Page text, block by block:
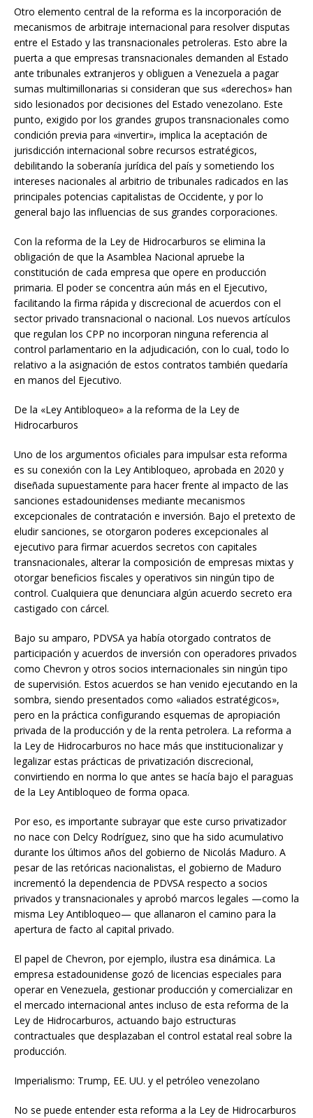
Otro elemento central de la reforma es la incorporación de
mecanismos de arbitraje internacional para resolver disputas
entre el Estado y las transnacionales petroleras. Esto abre la
puerta a que empresas transnacionales demanden al Estado
ante tribunales extranjeros y obliguen a Venezuela a pagar
sumas multimillonarias si consideran que sus «derechos» han
sido lesionados por decisiones del Estado venezolano. Este
punto, exigido por los grandes grupos transnacionales como
condición previa para «invertir», implica la aceptación de
jurisdicción internacional sobre recursos estratégicos,
debilitando la soberanía jurídica del país y sometiendo los
intereses nacionales al arbitrio de tribunales radicados en las
principales potencias capitalistas de Occidente, y por lo
general bajo las influencias de sus grandes corporaciones.
Con la reforma de la Ley de Hidrocarburos se elimina la
obligación de que la Asamblea Nacional apruebe la
constitución de cada empresa que opere en producción
primaria. El poder se concentra aún más en el Ejecutivo,
facilitando la firma rápida y discrecional de acuerdos con el
sector privado transnacional o nacional. Los nuevos artículos
que regulan los CPP no incorporan ninguna referencia al
control parlamentario en la adjudicación, con lo cual, todo lo
relativo a la asignación de estos contratos también quedaría
en manos del Ejecutivo.
De la «Ley Antibloqueo» a la reforma de la Ley de
Hidrocarburos
Uno de los argumentos oficiales para impulsar esta reforma
es su conexión con la Ley Antibloqueo, aprobada en 2020 y
diseñada supuestamente para hacer frente al impacto de las
sanciones estadounidenses mediante mecanismos
excepcionales de contratación e inversión. Bajo el pretexto de
eludir sanciones, se otorgaron poderes excepcionales al
ejecutivo para firmar acuerdos secretos con capitales
transnacionales, alterar la composición de empresas mixtas y
otorgar beneficios fiscales y operativos sin ningún tipo de
control. Cualquiera que denunciara algún acuerdo secreto era
castigado con cárcel.
Bajo su amparo, PDVSA ya había otorgado contratos de
participación y acuerdos de inversión con operadores privados
como Chevron y otros socios internacionales sin ningún tipo
de supervisión. Estos acuerdos se han venido ejecutando en la
sombra, siendo presentados como «aliados estratégicos»,
pero en la práctica configurando esquemas de apropiación
privada de la producción y de la renta petrolera. La reforma a
la Ley de Hidrocarburos no hace más que institucionalizar y
legalizar estas prácticas de privatización discrecional,
convirtiendo en norma lo que antes se hacía bajo el paraguas
de la Ley Antibloqueo de forma opaca.
Por eso, es importante subrayar que este curso privatizador
no nace con Delcy Rodríguez, sino que ha sido acumulativo
durante los últimos años del gobierno de Nicolás Maduro. A
pesar de las retóricas nacionalistas, el gobierno de Maduro
incrementó la dependencia de PDVSA respecto a socios
privados y transnacionales y aprobó marcos legales —como la
misma Ley Antibloqueo— que allanaron el camino para la
apertura de facto al capital privado.
El papel de Chevron, por ejemplo, ilustra esa dinámica. La
empresa estadounidense gozó de licencias especiales para
operar en Venezuela, gestionar producción y comercializar en
el mercado internacional antes incluso de esta reforma de la
Ley de Hidrocarburos, actuando bajo estructuras
contractuales que desplazaban el control estatal real sobre la
producción.
Imperialismo: Trump, EE. UU. y el petróleo venezolano
No se puede entender esta reforma a la Ley de Hidrocarburos